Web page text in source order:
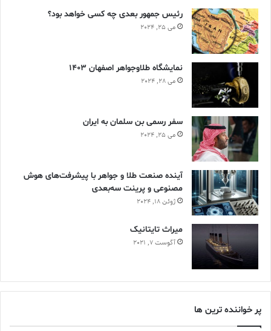
رئیس جمهور بعدی چه کسی خواهد بود؟
می 25, 2024
نمایشگاه طلاوجواهر اصفهان 1403
می 28, 2024
سفر رسمی بن سلمان به ایران
می 25, 2024
آینده صنعت طلا و جواهر با پیشرفت‌های هوش
مصنوعی و پرینت سه‌بعدی
ژوئن 18, 2024
ميراث تايتانيک
آگوست 7, 2021
پر خواننده ترین ها